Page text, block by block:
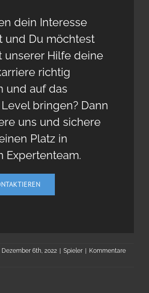
dein Interesse
und Du möchtest
unserer Hilfe deine
richtig
und auf das
bringen? Dann
uns und sichere
Platz in
Expertenteam.
Dezember 6th, 2022 Spieler
Kommentare